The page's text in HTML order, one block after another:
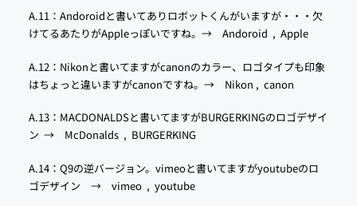
A.11：Andoroidと書いてありロボットくんがいますが・・・欠
けてるあたりがAppleっぽいですね。→ Andoroid , Apple
A.12：Nikonと書いてますがcanonのカラー、ロゴタイプも印象
はちょっと違いますがcanonですね。→ Nikon , canon
A.13：MACDONALDSと書いてますがBURGERKINGのロゴデザイ
ン → McDonalds, BURGERKING
A.14：Q9の逆バージョン。vimeoと書いてますがyoutubeのロ
ゴデザイン → vimeo, youtube